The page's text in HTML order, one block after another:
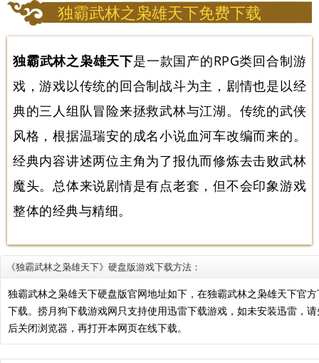
独霸武林之枭雄天下免费下载
独霸武林之枭雄天下是一款国产的RPG类回合制游
戏，游戏以传统的回合制战斗为主，剧情也是以经
典的三人组队冒险来拯救武林与江湖。传统的武侠
风格，根据温瑞安的成名小说血河车改编而来的。
经典内容讲述两位主角为了报仇而修炼去击败武林
魔头。总体来说剧情是有点老套，但不会印象游戏
整体的经典与精细。
《独霸武林之枭雄天下》硬盘版游戏下载方法：
独霸武林之枭雄天下硬盘版官网地址如下，在独霸武林之枭雄天下官
下载。捞月狗下载游戏网只支持使用迅雷下载游戏，如未安装迅雷，
后关闭浏览器，再打开本网页在线下载。